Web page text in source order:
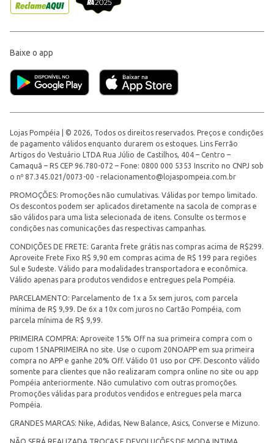
Baixe o app
Lojas Pompéia | © 2026, Todos os direitos reservados. Preços e condições
de pagamento válidos enquanto durarem os estoques. Lins Ferrão
Artigos do Vestuário LTDA Rua Júlio de Castilhos, 404 – Centro –
Camaquã – RS CEP 96.780-072 – Fone: 0800 000 5353 Inscrito no CNPJ sob
o nº 87.345.021/0073-00 - relacionamento@lojaspompeia.com.br
PROMOÇÕES: Promoções não cumulativas. Válidas por tempo limitado.
Os descontos podem ser aplicados diretamente na sacola de compras e
são válidos para uma lista selecionada de itens. Consulte os termos e
condições nas comunicações das respectivas campanhas.
CONDIÇÕES DE FRETE: Garanta frete grátis nas compras acima de R$299.
Aproveite Frete Fixo R$ 9,90 em compras acima de R$ 199 para regiões
Sul e Sudeste. Válido para modalidades transportadora e econômica.
Válido apenas para produtos vendidos e entregues pela Pompéia.
PARCELAMENTO: Parcelamento de 1x a 5x sem juros, com parcela
mínima de R$ 9,99. De 6x a 10x com juros no Cartão Pompéia, com
parcela mínima de R$ 9,99.
PRIMEIRA COMPRA: Aproveite 15% Off na sua primeira compra com o
cupom 15NAPRIMEIRA no site. Use o cupom 20NOAPP em sua primeira
compra no APP e ganhe 20% Off. Válido 01 uso por CPF. Desconto válido
somente para clientes que não realizaram compra online no site ou app
Pompéia anteriormente. Não cumulativo com outras promoções.
Promoções válidas para produtos vendidos e entregues pela marca
Pompéia.
GRANDES MARCAS: Nike, Adidas, New Balance, Asics, Converse e Mizuno.